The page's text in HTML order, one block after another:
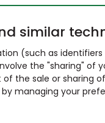
similar
(such as
the "sharing" of
the sale or sharing
managing your